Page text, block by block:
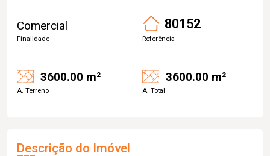
Comercial
Finalidade
80152
Referência
3600.00 m²
A. Terreno
3600.00 m²
A. Total
Descrição do Imóvel